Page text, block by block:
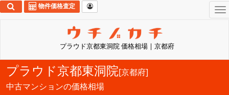
プラウド京都東洞院 価格相場 | 京都府
物件価格査定
プラウド京都東洞院[京都府]
中古マンションの価格相場